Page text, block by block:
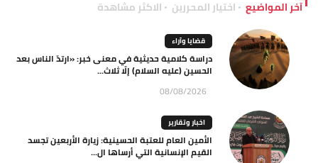
آخر المواضيع اختيار المحررين الاكثر مشاهدة
قضايا وآراء
دراسة كلامية حديثية في معنى خبر: «ارتدّ الناس بعد
الحسين (عليه السلام) إلّا ثلاث...
08/08/2026
اخبار وتقارير
الأمين العام للعتبة الحسينية: زيارة الأربعين تجسد
القيم الإنسانية التي أرساها ال...